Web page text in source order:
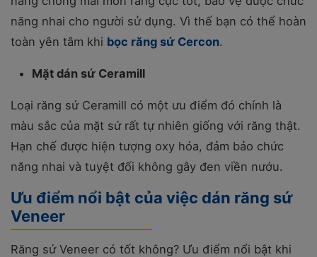
năng nhai cho người sử dụng. Vì thế bạn có thể hoàn
toàn yên tâm khi bọc răng sứ Cercon.
Mặt dán sứ Ceramill
Loại răng sứ Ceramill có một ưu điểm đó chính là
màu sắc của mặt sứ rất tự nhiên giống với răng thật.
Hạn chế được hiện tượng oxy hóa, đảm bảo chức
năng nhai và tuyệt đối không gây đen viền nướu.
Ưu điểm nổi bật của việc dán răng sứ
Veneer
Răng sứ Veneer có tốt không? Ưu điểm nổi bật khi